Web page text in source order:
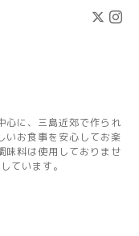
心に、三島近郊で作られ
いお食事を安心してお楽
味料は使用しておりませ
ています。